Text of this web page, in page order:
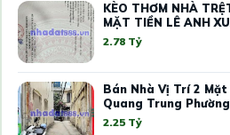
KÈO THƠM NHÀ
MẶT TIỀN LÊ ANH
2.78 Tỷ
Bán Nhà Vị Trí 2
Quang Trung
TP CT
2.25 Tỷ